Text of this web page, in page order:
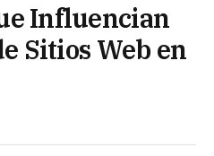
Influencian
Sitios Web en